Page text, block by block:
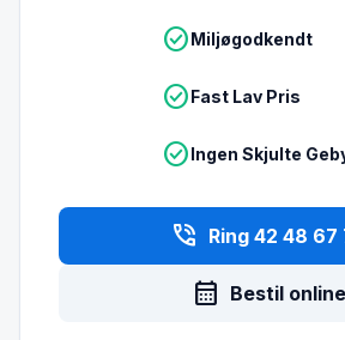
check_circleMiljøgodkendt
check_circleFast Lav Pris
check_circleIngen Skjulte
phone_in_talk Ring 42 48 67
calendar_month Bestil online